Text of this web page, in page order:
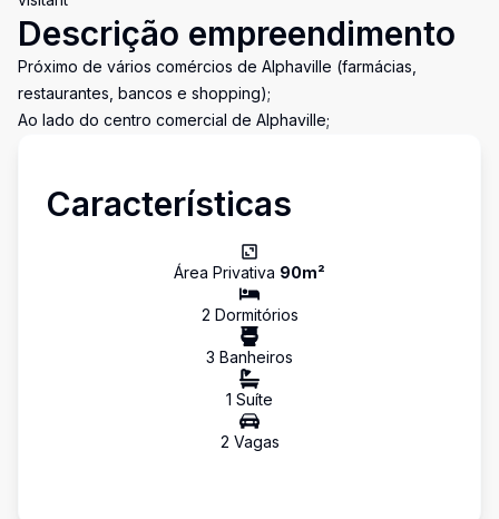
Descrição empreendimento
Próximo de vários comércios de Alphaville (farmácias,
restaurantes, bancos e shopping);
Ao lado do centro comercial de Alphaville;
Características
Área Privativa 90m²
2 Dormitórios
3 Banheiros
1 Suíte
2 Vagas